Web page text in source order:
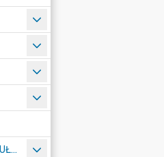
MŁODZIEŻOWA RADA GMINY W PUŁTUSKU